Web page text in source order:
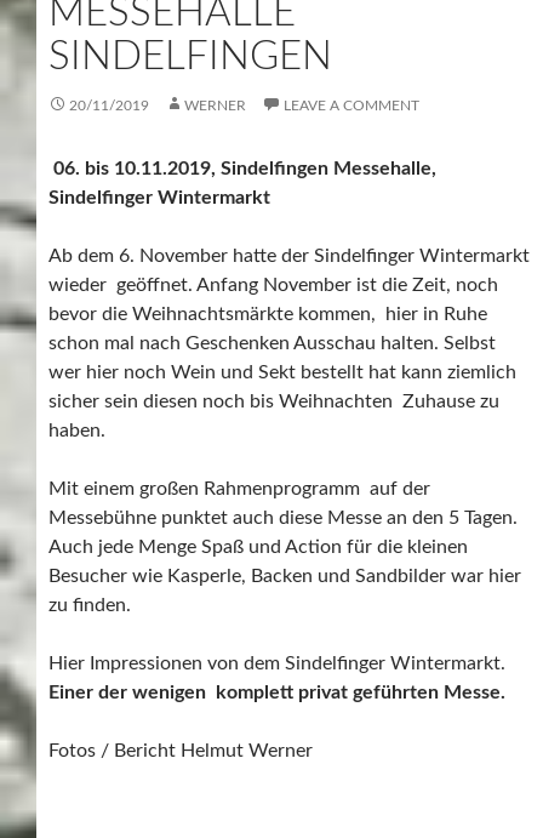
MESSEHALLE
SINDELFINGEN
20/11/2019 WERNER LEAVE A COMMENT
06. bis 10.11.2019, Sindelfingen Messehalle,
Sindelfinger Wintermarkt
Ab dem 6. November hatte der Sindelfinger Wintermarkt
wieder geöffnet. Anfang November ist die Zeit, noch
bevor die Weihnachtsmärkte kommen, hier in Ruhe
schon mal nach Geschenken Ausschau halten. Selbst
wer hier noch Wein und Sekt bestellt hat kann ziemlich
sicher sein diesen noch bis Weihnachten Zuhause zu
haben.
Mit einem großen Rahmenprogramm auf der
Messebühne punktet auch diese Messe an den 5 Tagen.
Auch jede Menge Spaß und Action für die kleinen
Besucher wie Kasperle, Backen und Sandbilder war hier
zu finden.
Hier Impressionen von dem Sindelfinger Wintermarkt.
Einer der wenigen komplett privat geführten Messe.
Fotos / Bericht Helmut Werner